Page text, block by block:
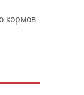
кормов